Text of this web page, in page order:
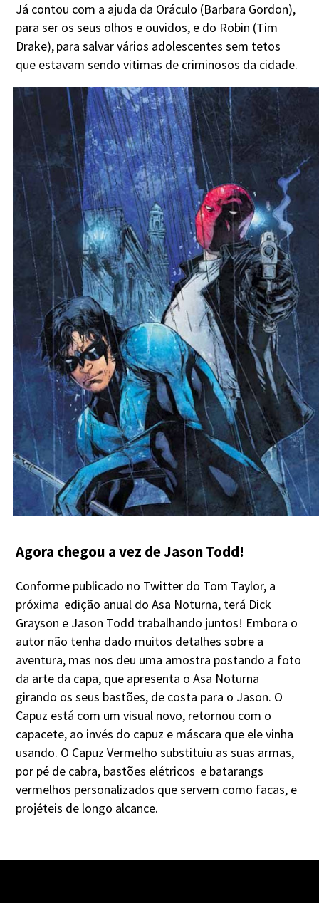
Já contou com a ajuda da Oráculo (Barbara Gordon),
para ser os seus olhos e ouvidos, e do Robin (Tim
Drake),para salvar vários adolescentes sem tetos
que estavam sendo vitimas de criminosos da cidade.
Agora chegou a vez de Jason Todd!
Conforme publicado no Twitter do Tom Taylor, a
próxima edição anual do Asa Noturna, terá Dick
Grayson e Jason Todd trabalhando juntos! Embora o
autor não tenha dado muitos detalhes sobre a
aventura, mas nos deu uma amostra postando a foto
da arte da capa, que apresenta o Asa Noturna
girando os seus bastões, de costa para o Jason. O
Capuz está com um visual novo, retornou com o
capacete, ao invés do capuz e máscara que ele vinha
usando. O Capuz Vermelho substituiu as suas armas,
por pé de cabra, bastões elétricos e batarangs
vermelhos personalizados que servem como facas, e
projéteis de longo alcance.